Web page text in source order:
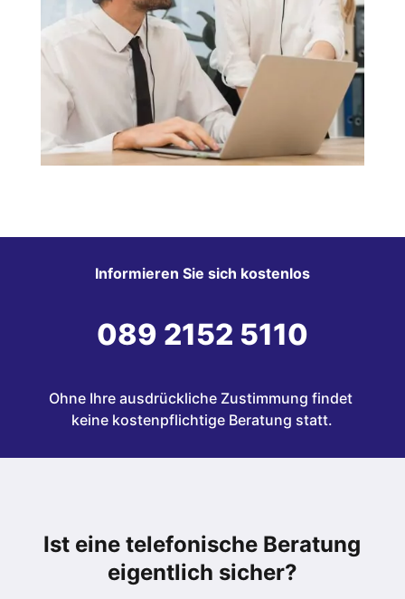
Informieren Sie sich kostenlos
089 2152 5110
Ohne Ihre ausdrückliche Zustimmung findet
keine kostenpflichtige Beratung statt.
Ist eine telefonische Beratung
eigentlich sicher?